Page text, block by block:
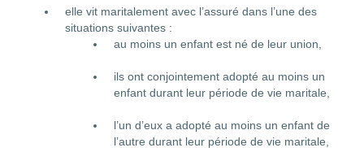
elle vit maritalement avec l’assuré dans l’une des
situations suivantes :
au moins un enfant est né de leur union,
ils ont conjointement adopté au moins un
enfant durant leur période de vie maritale,
l’un d’eux a adopté au moins un enfant de
l’autre durant leur période de vie maritale,